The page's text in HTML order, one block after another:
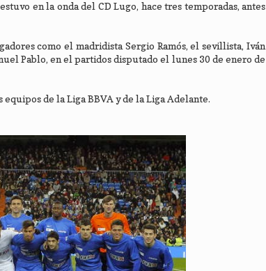
en la onda del CD Lugo, hace tres temporadas, antes
como el madridista Sergio Ramós, el sevillista, Iván
Pablo, en el partidos disputado el lunes 30 de enero de
de la Liga BBVA y de la Liga Adelante.